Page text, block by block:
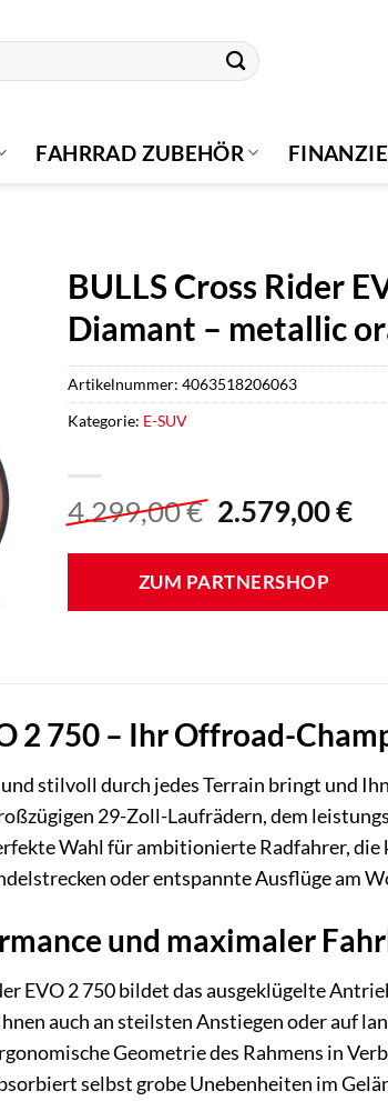
FAHRRAD ZUBEHÖR
BULLS Cross Rider
Diamant – metallic
4.299,00€
war:
4.299,00 €
2.579,00€
ZUM PARTNERSHOP
Artikelnummer: 4063518206063
Kategorie: E-SUV
2 750 – Ihr Offroad-
und stilvoll durch jedes Terrain bringt und
29-Zoll-Laufrädern, dem
Wahl für ambitionierte Radfahrer,
oder entspannte Ausflüge am
und maximaler
EVO 2 750 bildet das ausgeklügelte
auch an steilsten Anstiegen oder auf
Geometrie des Rahmens in
selbst grobe Unebenheiten im